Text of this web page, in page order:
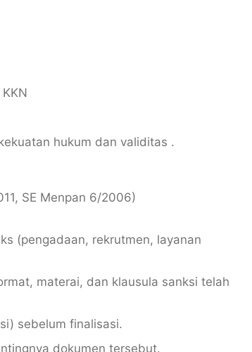
hukum dan validitas .
SE Menpan 6/2006)
(pengadaan, rekrutmen, layanan
materai, dan klausula sanksi telah
sebelum finalisasi.
dokumen tersebut.